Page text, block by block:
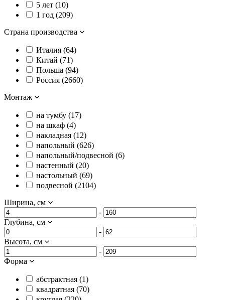
5 лет (10)
1 год (209)
Страна производства
Италия (64)
Китай (71)
Польша (94)
Россия (2660)
Монтаж
на тумбу (17)
на шкаф (4)
накладная (12)
напольный (626)
напольный/подвесной (6)
настенный (20)
настольный (69)
подвесной (2104)
Ширина, см
-
Глубина, см
-
Высота, см
-
Форма
абстрактная (1)
квадратная (70)